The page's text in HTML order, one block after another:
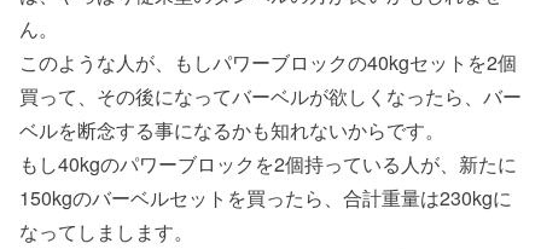
ん。
このような人が、もしパワーブロックの40kgセットを2個
買って、その後になってバーベルが欲しくなったら、バー
ベルを断念する事になるかも知れないからです。
もし40kgのパワーブロックを2個持っている人が、新たに
150kgのバーベルセットを買ったら、合計重量は230kgに
なってしまします。